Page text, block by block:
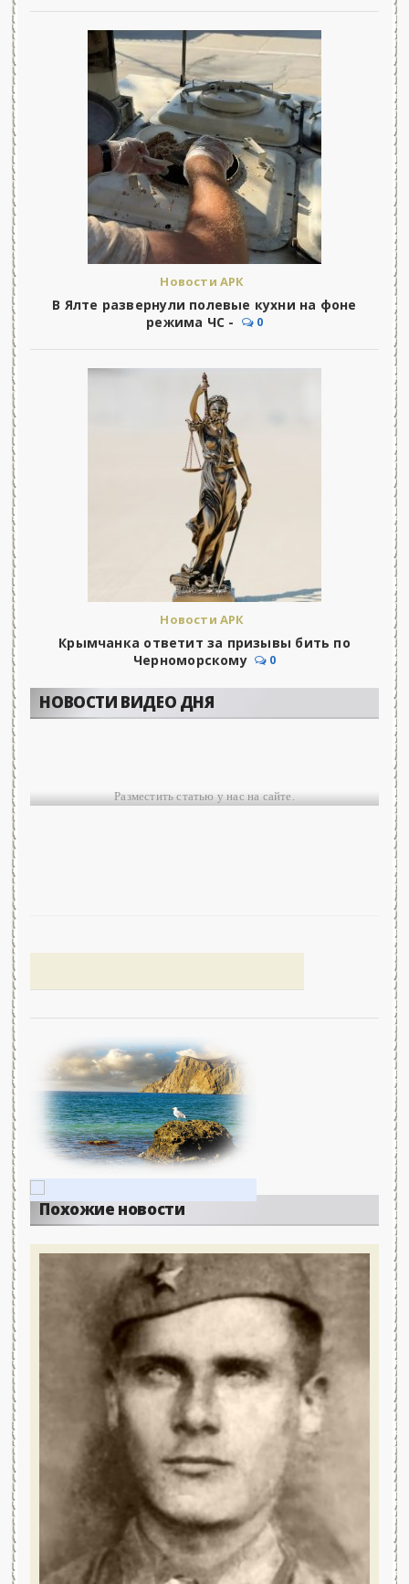
Новости АРК
В Ялте развернули полевые кухни на фоне
режима ЧС -
0
Новости АРК
Крымчанка ответит за призывы бить по
Черноморскому
0
НОВОСТИ ВИДЕО ДНЯ
Разместить статью у нас на сайте.
Похожие новости